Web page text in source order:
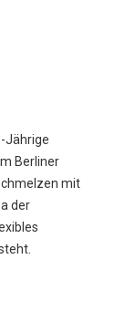
Jährige
Berliner
mit
der